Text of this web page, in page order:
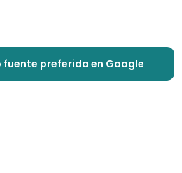
fuente preferida en Google